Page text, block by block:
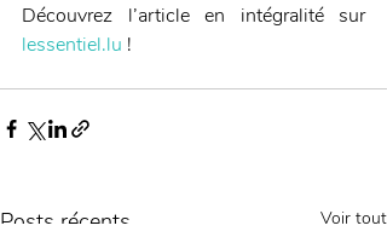
Découvrez l’article en intégralité sur
lessentiel.lu !
Posts récents Voir tout